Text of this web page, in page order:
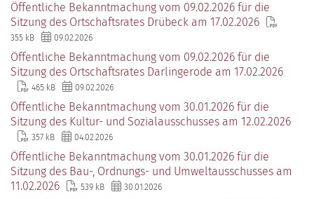
Öffentliche Bekanntmachung vom 09.02.2026 für die
Sitzung des Ortschaftsrates Drübeck am 17.02.2026
355 kB 09.02.2026
Öffentliche Bekanntmachung vom 09.02.2026 für die
Sitzung des Ortschaftsrates Darlingerode am 17.02.2026
465 kB 09.02.2026
Öffentliche Bekanntmachung vom 30.01.2026 für die
Sitzung des Kultur- und Sozialausschusses am 12.02.2026
357 kB 04.02.2026
Öffentliche Bekanntmachung vom 30.01.2026 für die
Sitzung des Bau-, Ordnungs- und Umweltausschusses am
11.02.2026
539 kB 30.01.2026